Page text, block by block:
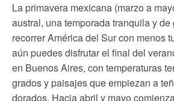
La primavera mexicana (marzo a
austral, una temporada tranquila y
recorrer América del Sur con menos
aún puedes disfrutar el final del
en Buenos Aires, con temperaturas
grados y paisajes que empiezan a
dorados. Hacia abril y mayo